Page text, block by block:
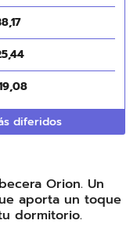
,17
,44
,08
diferidos
Orion. Un
aporta un toque
dormitorio.